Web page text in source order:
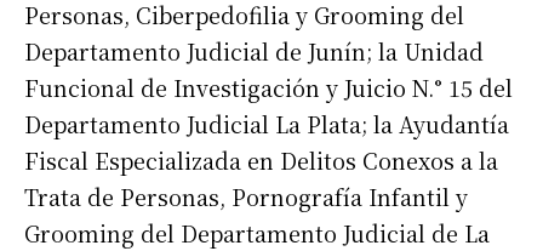
Personas, Ciberpedofilia y Grooming del
Departamento Judicial de Junín; la Unidad
Funcional de Investigación y Juicio N.° 15 del
Departamento Judicial La Plata; la Ayudantía
Fiscal Especializada en Delitos Conexos a la
Trata de Personas, Pornografía Infantil y
Grooming del Departamento Judicial de La